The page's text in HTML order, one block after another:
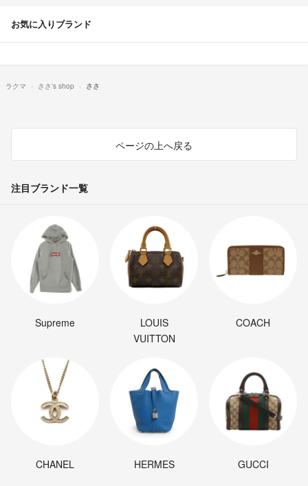
お気に入りブランド
ラクマ ささ's shop ささ
ページの上へ戻る
注目ブランド一覧
Supreme
LOUIS
VUITTON
COACH
CHANEL HERMES GUCCI